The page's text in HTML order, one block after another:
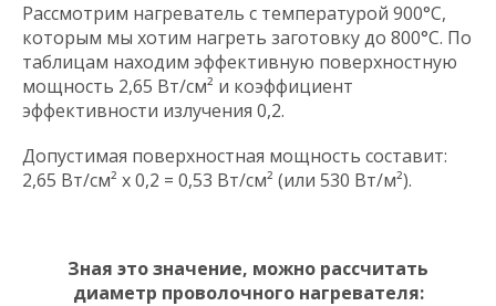
Рассмотрим нагреватель с температурой 900°С,
которым мы хотим нагреть заготовку до 800°С. По
таблицам находим эффективную поверхностную
мощность 2,65 Вт/см² и коэффициент
эффективности излучения 0,2.
Допустимая поверхностная мощность составит:
2,65 Вт/см² x 0,2 = 0,53 Вт/см² (или 530 Вт/м²).
Зная это значение, можно рассчитать
диаметр проволочного нагревателя: